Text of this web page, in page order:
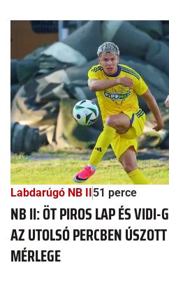
Labdarúgó NB II 51 perce
NB II: ÖT PIROS LAP ÉS VIDI-
AZ UTOLSÓ PERCBEN
MÉRLEGE